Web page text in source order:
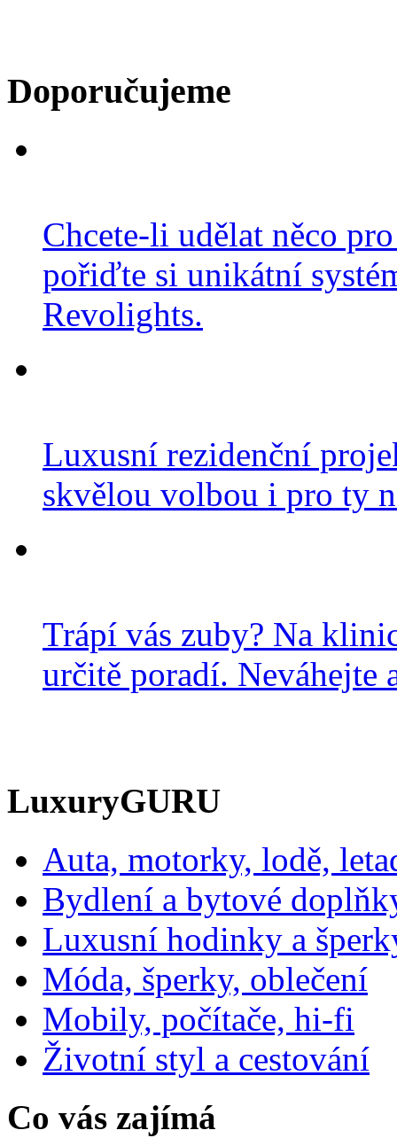
Doporučujeme
Chcete-li udělat něco
pořiďte si unikátní
Revolights.
Luxusní rezidenční
skvělou volbou i pro ty
Trápí vás zuby? Na
určitě poradí. Neváhejte
LuxuryGURU
Auta, motorky, lodě,
Bydlení a bytové
Luxusní hodinky a
Móda, šperky, oblečení
Mobily, počítače, hi-fi
Životní styl a cestování
Co vás zajímá